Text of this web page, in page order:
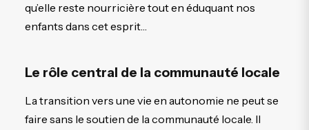
qu’elle reste nourricière tout en éduquant nos
enfants dans cet esprit…
Le rôle central de la communauté locale
La transition vers une vie en autonomie ne peut se
faire sans le soutien de la communauté locale. Il